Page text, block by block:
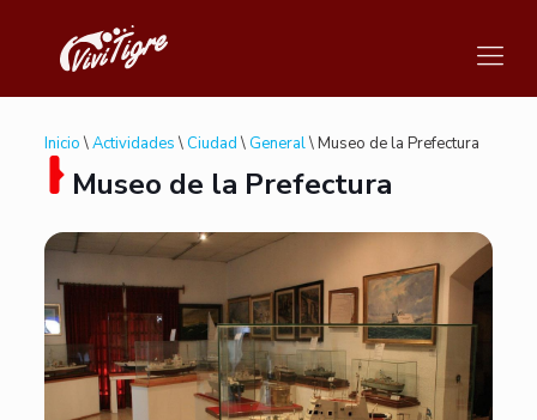
Inicio \Actividades \ Ciudad \ General\ Museo de la Prefectura
Museo de la Prefectura